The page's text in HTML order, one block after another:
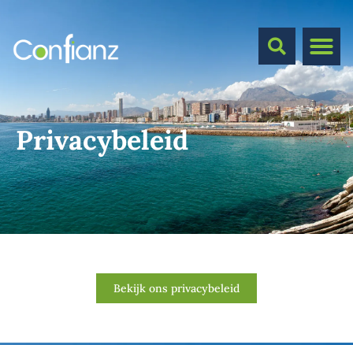
Privacybeleid
Bekijk ons privacybeleid